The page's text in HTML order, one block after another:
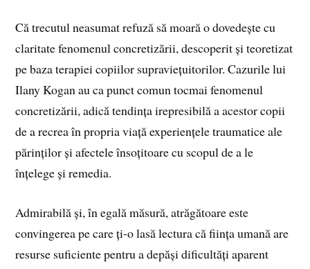
Că trecutul neasumat refuză să moară o dovedește cu
claritate fenomenul concretizării, descoperit și teoretizat
pe baza terapiei copiilor supraviețuitorilor. Cazurile lui
Ilany Kogan au ca punct comun tocmai fenomenul
concretizării, adică tendința irepresibilă a acestor copii
de a recrea în propria viață experiențele traumatice ale
părinților și afectele însoțitoare cu scopul de a le
înțelege și remedia.
Admirabilă și, în egală măsură, atrăgătoare este
convingerea pe care ți-o lasă lectura că ființa umană are
resurse suficiente pentru a depăși dificultăți aparent